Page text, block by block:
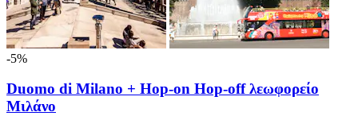
-5%
Duomo di Milano + Hop-on Hop-off λεωφορείο
Μιλάνο